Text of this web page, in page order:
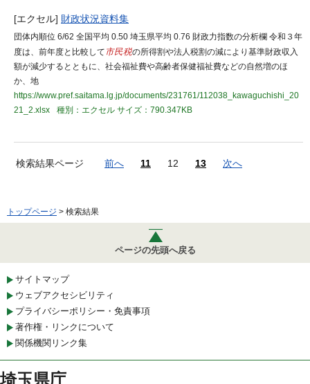
[エクセル] 財政状況資料集
団体内順位 6/62 全国平均 0.50 埼玉県平均 0.76 財政力指数の分析欄 令和３年
度は、前年度と比較して 市民税の所得割や法人税割の減により基準財政収入
額が減少するとともに、社会福祉費や高齢者保健福祉費などの自然増のほ
か、地
https://www.pref.saitama.lg.jp/documents/231761/112038_kawaguchishi_20
21_2.xlsx
種別：エクセル サイズ：790.347KB
検索結果ページ 前へ 11 12 13 次へ
トップページ > 検索結果
ページの先頭へ戻る
サイトマップ
ウェブアクセシビリティ
プライバシーポリシー・免責事項
著作権・リンクについて
関係機関リンク集
埼玉県庁